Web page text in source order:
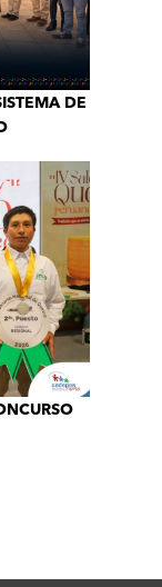
DE